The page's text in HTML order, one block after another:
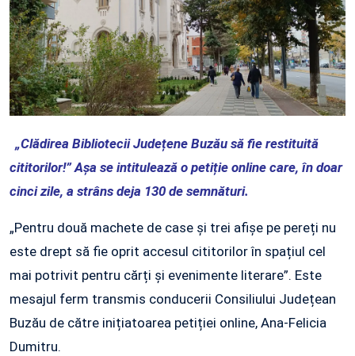
„Clădirea Bibliotecii Județene Buzău să fie restituită
cititorilor!” Așa se intitulează o petiție online care, în doar
cinci zile, a strâns deja 130 de semnături.
„Pentru două machete de case și trei afișe pe pereți nu
este drept să fie oprit accesul cititorilor în spațiul cel
mai potrivit pentru cărți și evenimente literare”. Este
mesajul ferm transmis conducerii Consiliului Județean
Buzău de către inițiatoarea petiției online, Ana-Felicia
Dumitru.